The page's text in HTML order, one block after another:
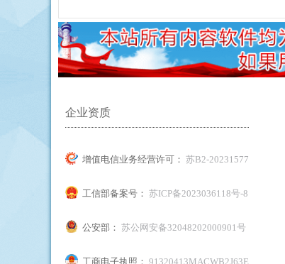
企业资质
增值电信业务经营许可： 苏B2-20231577
工信部备案号： 苏ICP备2023036118号-8
公安部： 苏公网安备32048202000901号
工商电子执照： 91320413MACWB2J63E